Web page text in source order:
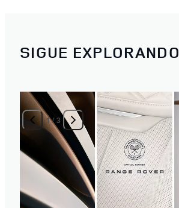
SIGUE EXPLORANDO
1/3